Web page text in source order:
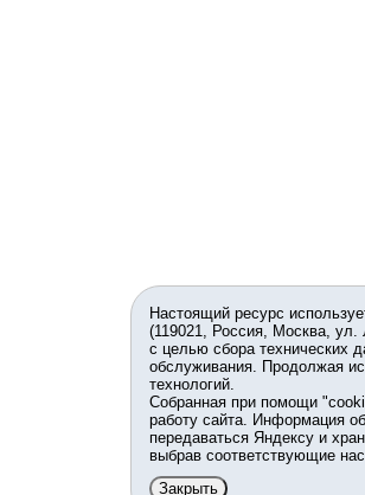
Настоящий ресурс
(119021, Россия, Москва,
с целью сбора технических
обслуживания. Продолжая
технологий.
Собранная при помощи
работу сайта. Информация
передаваться Яндексу и
выбрав соответствующие
Закрыть